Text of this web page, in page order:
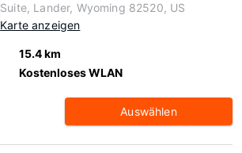
Suite, Lander, Wyoming 82520, US
Karte anzeigen
15.4 km
Kostenloses WLAN
Auswählen